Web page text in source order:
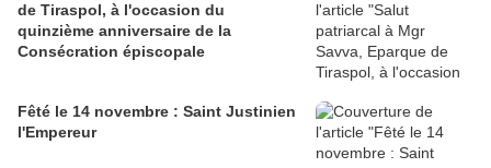
de Tiraspol, à l'occasion du
quinzième anniversaire de la
Consécration épiscopale
Fêté le 14 novembre : Saint Justinien
l'Empereur